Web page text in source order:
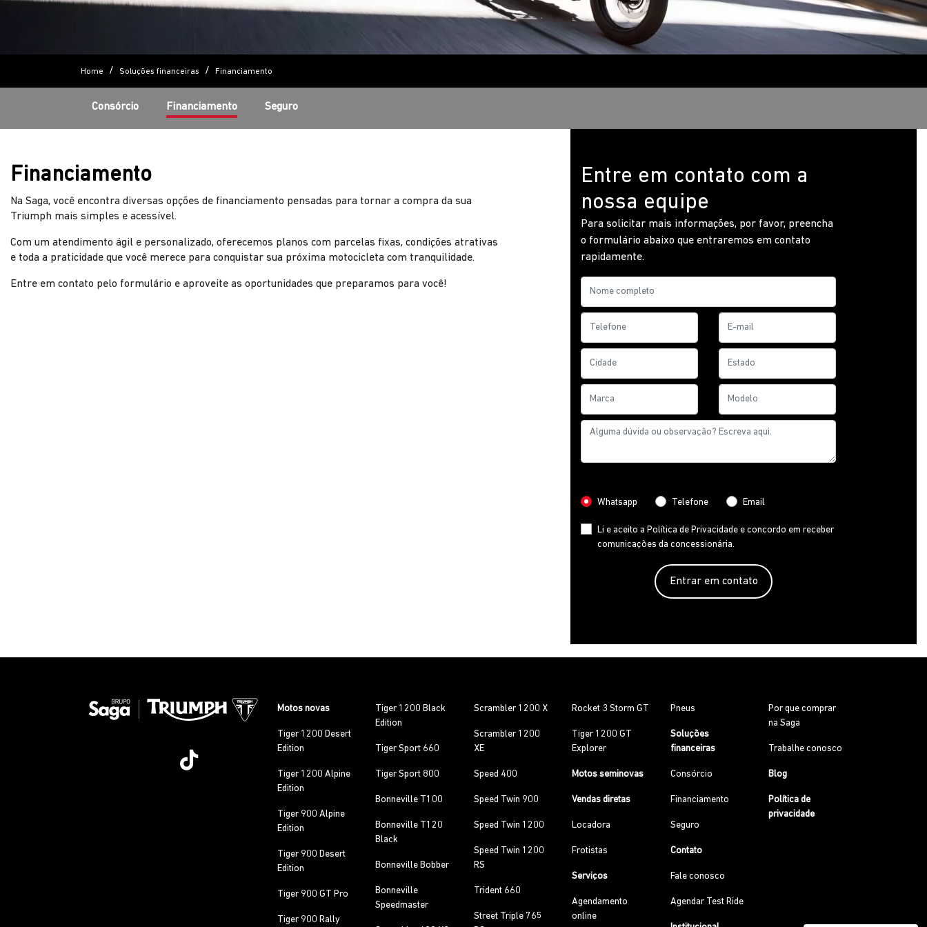
Home Soluções financeiras Financiamento
Consórcio Financiamento Seguro
Financiamento
Na Saga, você encontra diversas opções de financiamento pensadas para tornar a compra da sua
Triumph mais simples e acessível.
Com um atendimento ágil e personalizado, oferecemos planos com parcelas fixas, condições atrativas
e toda a praticidade que você merece para conquistar sua próxima motocicleta com tranquilidade.
Entre em contato pelo formulário e aproveite as oportunidades que preparamos para você!
Entre em contato com a
nossa equipe
Para solicitar mais informações, por favor, preencha
o formulário abaixo que entraremos em contato
rapidamente.
Whatsapp Telefone Email
Li e aceito a Política de Privacidade e concordo em receber
comunicações da concessionária.
Entrar em contato
Motos novas
Tiger 1200 Desert
Edition
Tiger 1200 Alpine
Edition
Tiger 900 Alpine
Edition
Tiger 900 Desert
Edition
Tiger 900 GT Pro
Tiger 900 Rally
Tiger 1200 Black
Edition
Tiger Sport 660
Tiger Sport 800
Bonneville T100
Bonneville T120
Black
Bonneville Bobber
Bonneville
Speedmaster
Scrambler 1200 X
Scrambler 1200
XE
Speed 400
Speed Twin 900
Speed Twin 1200
Speed Twin 1200
RS
Trident 660
Street Triple 765
Rocket 3 Storm GT
Tiger 1200 GT
Explorer
Motos seminovas
Vendas diretas
Locadora
Frotistas
Serviços
Agendamento
online
Pneus
Soluções
financeiras
Consórcio
Financiamento
Seguro
Contato
Fale conosco
Agendar Test Ride
Por que comprar
na Saga
Trabalhe conosco
Blog
Política de
privacidade